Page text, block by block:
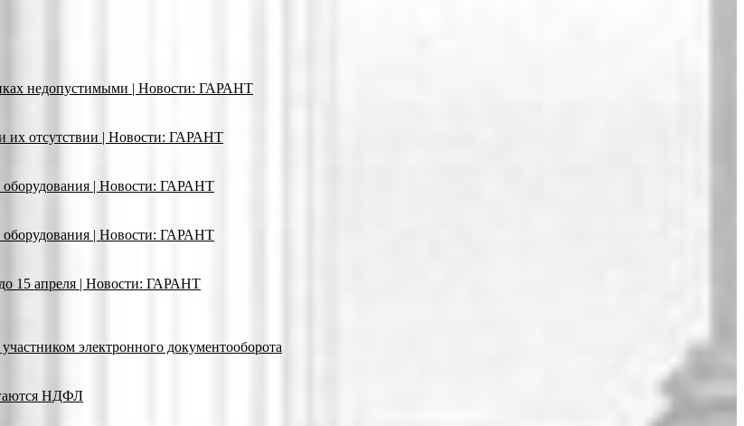
недопустимыми | Новости: ГАРАНТ
их отсутствии | Новости: ГАРАНТ
оборудования | Новости: ГАРАНТ
оборудования | Новости: ГАРАНТ
15 апреля | Новости: ГАРАНТ
электронного документооборота
НДФЛ